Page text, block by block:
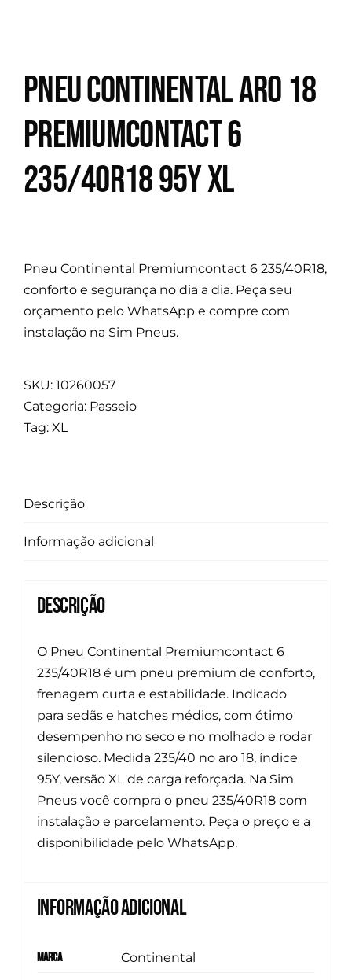
Pneu Continental Aro 18
Premiumcontact 6
235/40R18 95Y XL
Pneu Continental Premiumcontact 6 235/40R18,
conforto e segurança no dia a dia. Peça seu
orçamento pelo WhatsApp e compre com
instalação na Sim Pneus.
SKU: 10260057
Categoria: Passeio
Tag: XL
Descrição
Informação adicional
Descrição
O Pneu Continental Premiumcontact 6
235/40R18 é um pneu premium de conforto,
frenagem curta e estabilidade. Indicado
para sedãs e hatches médios, com ótimo
desempenho no seco e no molhado e rodar
silencioso. Medida 235/40 no aro 18, índice
95Y, versão XL de carga reforçada. Na Sim
Pneus você compra o pneu 235/40R18 com
instalação e parcelamento. Peça o preço e a
disponibilidade pelo WhatsApp.
Informação adicional
Marca
Continental